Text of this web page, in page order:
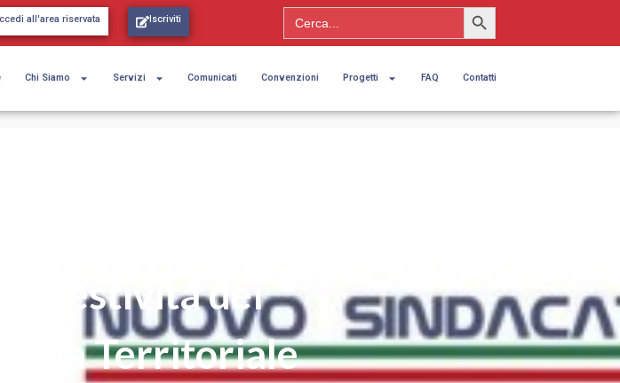
all'area riservata Iscriviti Search
for:
Search Button
Chi Siamo Servizi Comunicati Convenzioni Progetti FAQ Contatti
un edificio a
“Grande
dei
Territoriale